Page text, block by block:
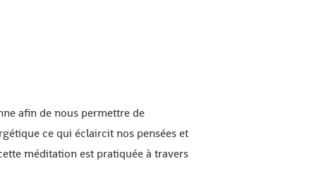
afin de nous permettre de
ce qui éclaircit nos pensées et
méditation est pratiquée à travers